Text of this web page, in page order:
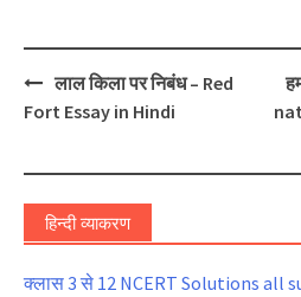
Post
navigation
लाल किला पर निबंध – Red
Fort Essay in Hindi
हिन्दी व्याकरण
क्लास 3 से 12 NCERT Solutions all